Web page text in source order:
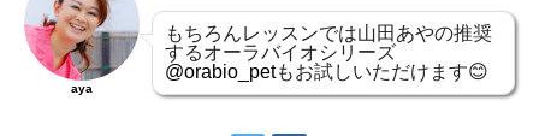
aya
もちろんレッスンでは山田あやの推奨
するオーラバイオシリーズ
@orabio_petもお試しいただけます😊